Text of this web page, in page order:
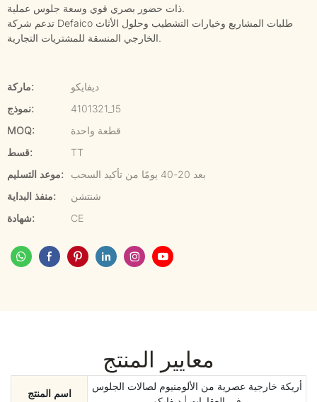
ذات حضور بصري قوي وسعة جلوس عملية.
تدعم شركة Defaico طلبات المشاريع وخيارات التشطيب وحلول الأثاث
الخارجي المنسقة للمشتريات التجارية.
ماركة:
ديفايكو
نموذج:
4101321_15
MOQ:
قطعة واحدة
قسط:
TT
موعد التسليم:
بعد 20-40 يومًا من تأكيد السحب
منفذ البداية:
شنتشن
شهادة:
CE
معايير المنتج
اسم المنتج
أريكة خارجية عصرية من الألومنيوم لصالات الجلوس